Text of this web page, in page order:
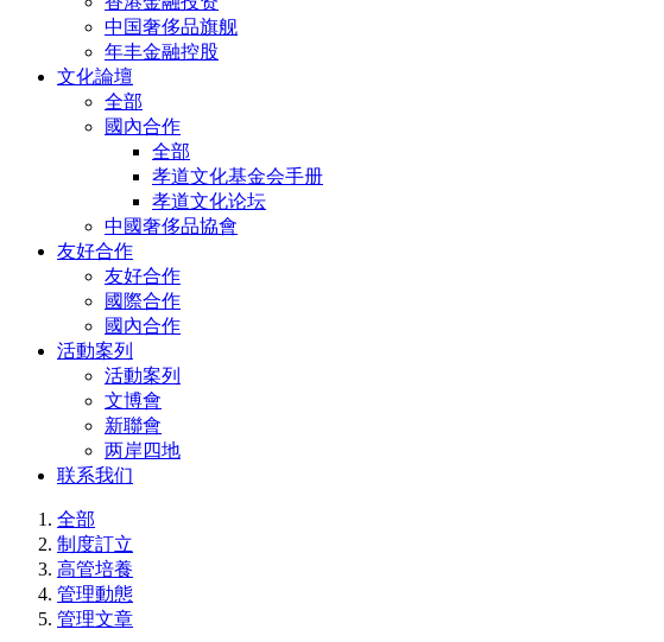
中国奢侈品旗舰
年丰金融控股
文化論壇
全部
國內合作
全部
孝道文化基金会手册
孝道文化论坛
中國奢侈品協會
友好合作
友好合作
國際合作
國內合作
活動案列
活動案列
文博會
新聯會
两岸四地
联系我们
全部
制度訂立
高管培養
管理動態
管理文章